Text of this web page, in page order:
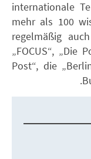
internationale
mehr als 100
regelmäßig
„FOCUS“, „Die
Post“, die